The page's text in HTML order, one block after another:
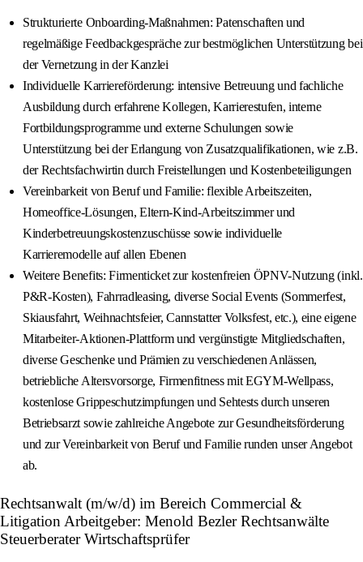
Strukturierte Onboarding-Maßnahmen: Patenschaften und
regelmäßige Feedbackgespräche zur bestmöglichen Unterstützung bei
der Vernetzung in der Kanzlei
Individuelle Karriereförderung: intensive Betreuung und fachliche
Ausbildung durch erfahrene Kollegen, Karrierestufen, interne
Fortbildungsprogramme und externe Schulungen sowie
Unterstützung bei der Erlangung von Zusatzqualifikationen, wie z.B.
der Rechtsfachwirtin durch Freistellungen und Kostenbeteiligungen
Vereinbarkeit von Beruf und Familie: flexible Arbeitszeiten,
Homeoffice-Lösungen, Eltern-Kind-Arbeitszimmer und
Kinderbetreuungskostenzuschüsse sowie individuelle
Karrieremodelle auf allen Ebenen
Weitere Benefits: Firmenticket zur kostenfreien ÖPNV-Nutzung (inkl.
P&R-Kosten), Fahrradleasing, diverse Social Events (Sommerfest,
Skiausfahrt, Weihnachtsfeier, Cannstatter Volksfest, etc.), eine eigene
Mitarbeiter-Aktionen-Plattform und vergünstigte Mitgliedschaften,
diverse Geschenke und Prämien zu verschiedenen Anlässen,
betriebliche Altersvorsorge, Firmenfitness mit EGYM-Wellpass,
kostenlose Grippeschutzimpfungen und Sehtests durch unseren
Betriebsarzt sowie zahlreiche Angebote zur Gesundheitsförderung
und zur Vereinbarkeit von Beruf und Familie runden unser Angebot
ab.
Rechtsanwalt (m/w/d) im Bereich Commercial &
Litigation Arbeitgeber: Menold Bezler Rechtsanwälte
Steuerberater Wirtschaftsprüfer